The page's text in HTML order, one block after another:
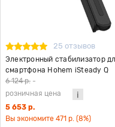
25 отзывов
Электронный стабилизатор
смартфона Hohem iSteady Q
черный
6 124 р. -
розничная цена
5 653 р.
Вы экономите 471 р. (8%)